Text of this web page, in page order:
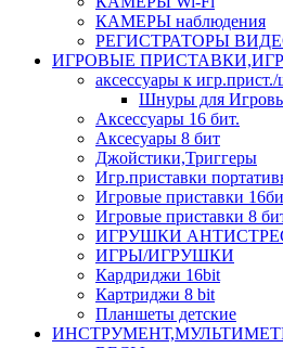
КАМЕРЫ наблюдения
РЕГИСТРАТОРЫ
ИГРОВЫЕ
аксесcуары к
Шнуры для
Аксессуары 16 бит.
Аксесуары 8 бит
Джойстики,Триггеры
Игр.приставки
Игровые приставки
Игровые приставки 8
ИГРУШКИ
ИГРЫ/ИГРУШКИ
Кардриджи 16bit
Картриджи 8 bit
Планшеты детские